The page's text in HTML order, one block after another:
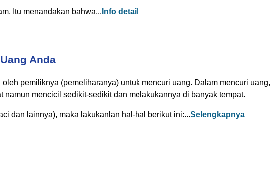
Itu menandakan bahwa... Info detail
Anda
pemiliknya (pemeliharanya) untuk mencuri uang. Dalam mencuri uang,
mencicil sedikit-sedikit dan melakukannya di banyak tempat.
dan lainnya), maka lakukanlan hal-hal berikut ini:...Selengkapnya